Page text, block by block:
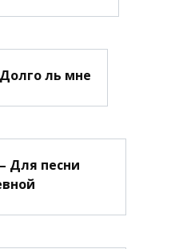
ль мне
Для песни